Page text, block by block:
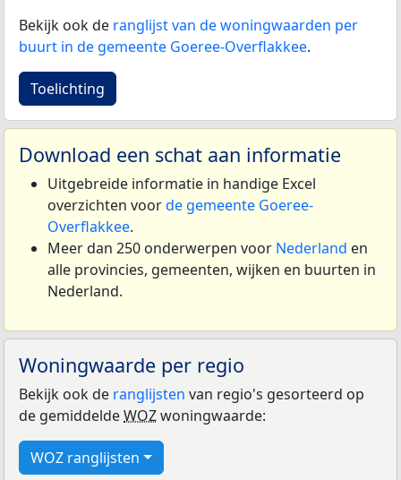
Bekijk ook de ranglijst van de woningwaarden per
buurt in de gemeente Goeree-Overflakkee.
Toelichting
Download een schat aan informatie
Uitgebreide informatie in handige Excel
overzichten voorde gemeente Goeree-
Overflakkee.
Meer dan 250 onderwerpen voor Nederland en
alle provincies, gemeenten, wijken en buurten in
Nederland.
Woningwaarde per regio
Bekijk ook de ranglijsten van regio's gesorteerd op
de gemiddeldeWOZwoningwaarde:
WOZ ranglijsten